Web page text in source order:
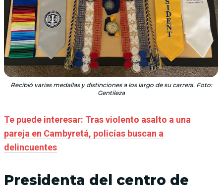
Recibió varias medallas y distinciones a los largo de su carrera. Foto:
Gentileza
Te puede interesar: Tras violento asalto a una
pareja en Cambyretá, policías buscan a
delincuentes
Presidenta del centro de